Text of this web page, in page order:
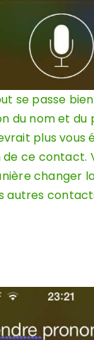
se passe
du nom et du
plus vous
ce contact.
changer
autres